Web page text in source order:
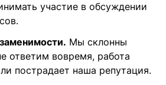
участие в обсуждении
Мы склонны
ответим вовремя, работа
пострадает наша репутация.